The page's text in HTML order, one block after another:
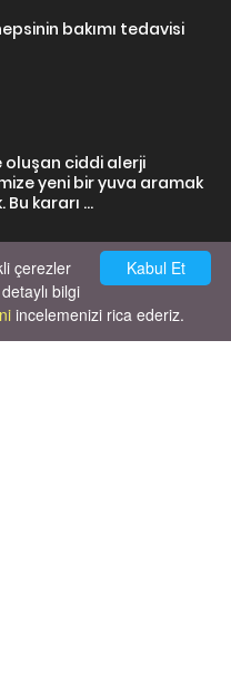
bakımı tedavisi
oluşan ciddi alerji
yeni bir yuva aramak
kararı ...
Kabul Et
çerezler
bilgi
incelemenizi rica ederiz.